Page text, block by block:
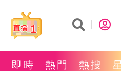
1
即時 熱門 熱搜